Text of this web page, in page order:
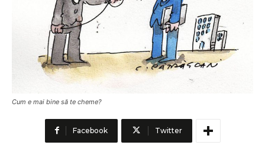
Cum e mai bine să te cheme?
Facebook Twitter